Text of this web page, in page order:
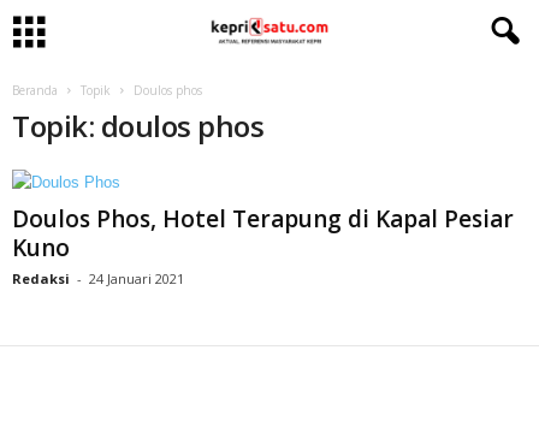
Beranda Topik Doulos phos
Topik: doulos phos
Doulos Phos, Hotel Terapung di Kapal Pesiar
Kuno
Redaksi - 24 Januari 2021